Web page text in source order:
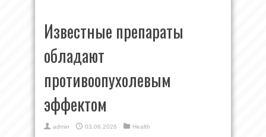
Известные препараты
обладают
противоопухолевым
эффектом
admin 03.06.2026 Health